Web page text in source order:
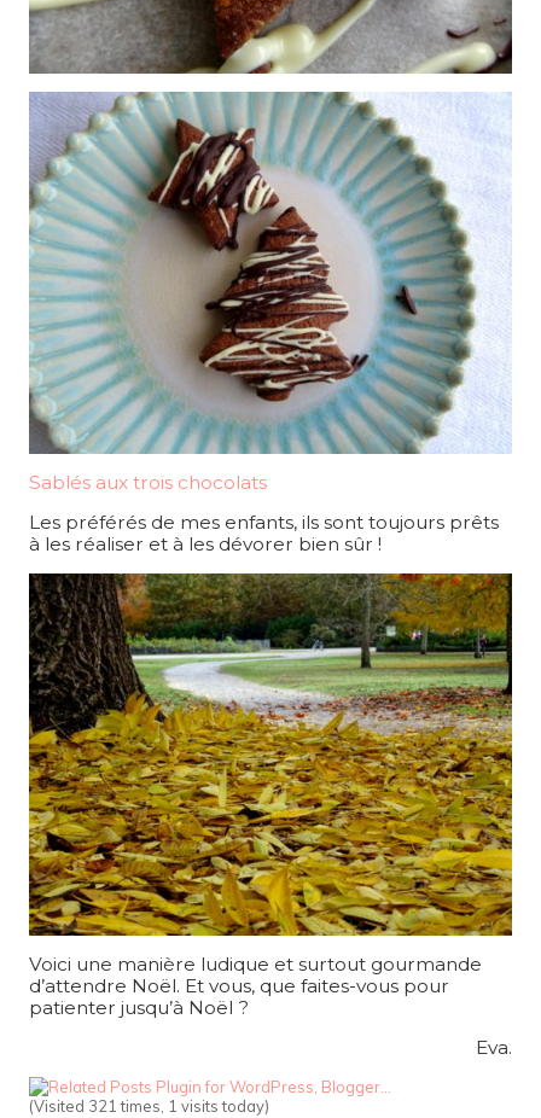
Sablés aux trois chocolats
Les préférés de mes enfants, ils sont toujours prêts
à les réaliser et à les dévorer bien sûr !
Voici une manière ludique et surtout gourmande
d’attendre Noël. Et vous, que faites-vous pour
patienter jusqu’à Noël ?
Eva.
(Visited 321 times, 1 visits today)